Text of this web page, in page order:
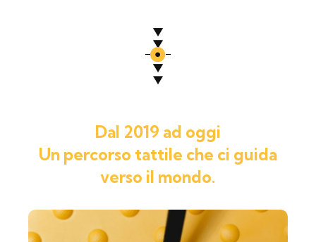
Dal 2019 ad oggi
Un percorso tattile che ci guida
verso il mondo.